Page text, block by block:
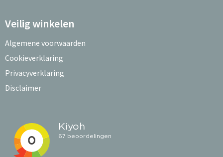
Veilig winkelen
Algemene voorwaarden
Cookieverklaring
Privacyverklaring
Disclaimer